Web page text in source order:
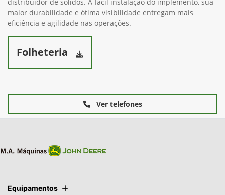
maior durabilidade e ótima visibilidade entregam mais
eficiência e agilidade nas operações.
Folheteria
Ver telefones
Equipamentos